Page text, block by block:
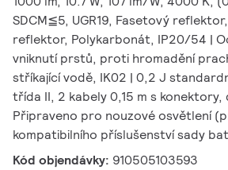
SDCM≦5, UGR19, Fasetový
reflektor, Polykarbonát, IP20/54 |
vniknutí prstů, proti hromadění
stříkající vodě, IK02 | 0,2 J
třída II, 2 kabely 0,15 m s konektory,
Připraveno pro nouzové osvětlení
kompatibilního příslušenství sady
Kód objendávky: 910505103593